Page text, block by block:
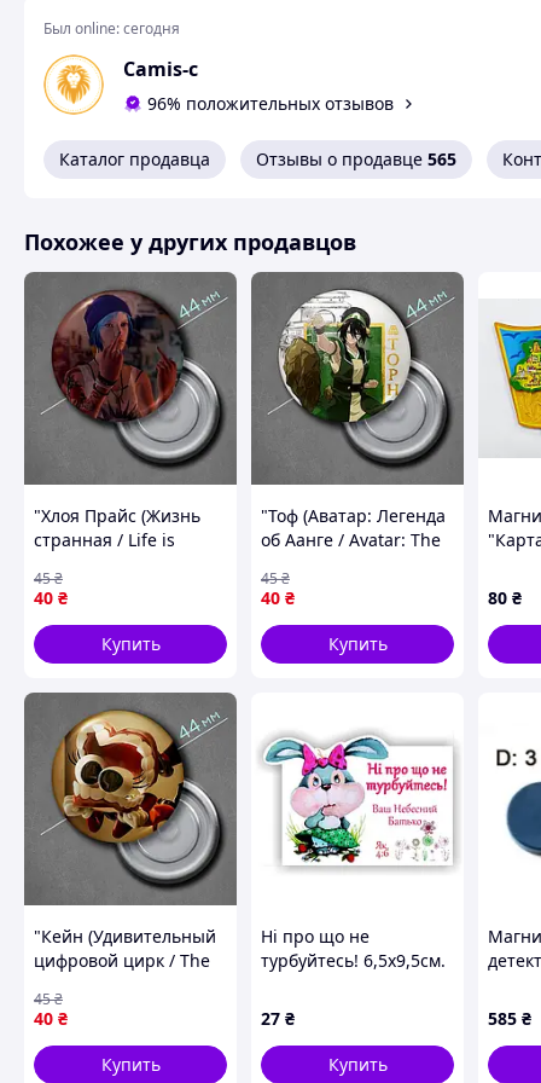
Особенности: сильное крепление, блестящие элементы
Использование: для фото, записок, списков
Стиль: праздничный, современный
Похожие товары по характеристикам
Был online:сегодня
Camis-c
96% положительных отзывов
Каталог продавца Отзывы о продавце 565
Похожее у других продавцов
"Хлоя Прайс (Жизнь
странная / Life is
круглый Ø44 мм
40 ₴
45₴
Купить
"Тоф (Аватар: Легенда
об Аанге / Avatar: The
магнит круглый Ø44
мм
40 ₴
45₴
Купить
090
80 ₴
"Кейн (Удивительный
цифровой цирк / The
Circus)" магнит
круглый Ø44 мм
40 ₴
45₴
Купить
Ні про що не
турбуйтесь! 6,5х9,5см.
27 ₴
Купить
синий
Код/
585 ₴